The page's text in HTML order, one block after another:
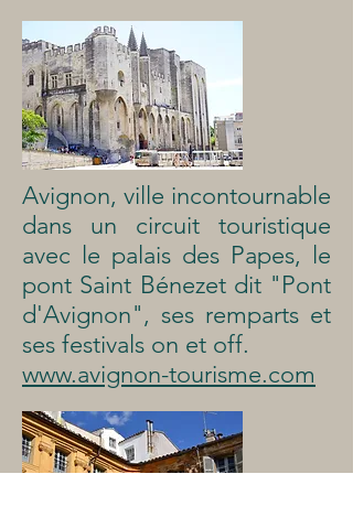
Avignon, ville incontournable
dans un circuit touristique
avec le palais des Papes, le
pont Saint Bénezet dit "Pont
d'Avignon", ses remparts et
ses festivals on et off.
www.avignon-tourisme.com